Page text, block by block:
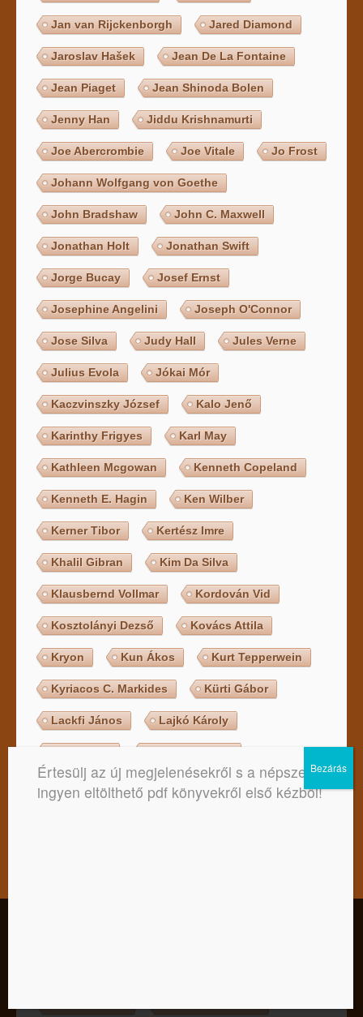
Jan van Rijckenborgh Jared Diamond
Jaroslav Hašek Jean De La Fontaine
Jean Piaget Jean Shinoda Bolen
Jenny Han Jiddu Krishnamurti
Joe Abercrombie Joe Vitale Jo Frost
Johann Wolfgang von Goethe
John Bradshaw John C. Maxwell
Jonathan Holt Jonathan Swift
Jorge Bucay Josef Ernst
Josephine Angelini Joseph O'Connor
Jose Silva Judy Hall Jules Verne
Julius Evola Jókai Mór
Kaczvinszky József Kalo Jenő
Karinthy Frigyes Karl May
Kathleen Mcgowan Kenneth Copeland
Kenneth E. Hagin Ken Wilber
Kerner Tibor Kertész Imre
Khalil Gibran Kim Da Silva
Klausbernd Vollmar Kordován Vid
Kosztolányi Dezső Kovács Attila
Kryon Kun Ákos Kurt Tepperwein
Kyriacos C. Markides Kürti Gábor
Lackfi János Lajkó Károly
Lee Carroll Leslie Abraham
Lev Nyikolajevics Tolsztoj Lewis Carroll
Értesülj az új megjelenésekről s a népszerű,
ingyen eltölthető pdf könyvekről első kézből!